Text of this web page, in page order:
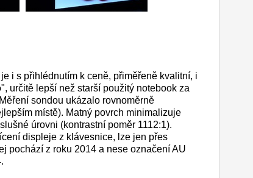
i s přihlédnutím k ceně, přiměřeně kvalitní, i
určitě lepší než starší použitý notebook za
sondou ukázalo rovnoměrně
místě). Matný povrch minimalizuje
úrovni (kontrastní poměr 1112:1).
displeje z klávesnice, lze jen přes
pochází z roku 2014 a nese označení AU